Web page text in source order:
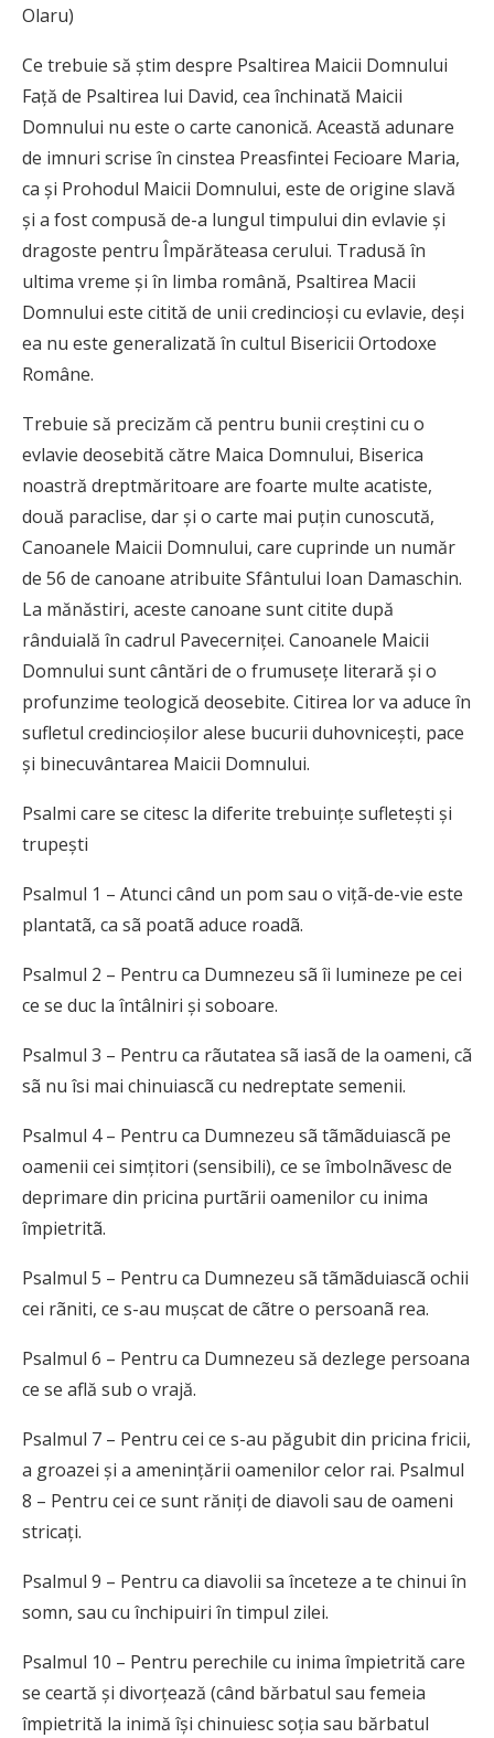
Olaru)
Ce trebuie să știm despre Psaltirea Maicii Domnului
Faţă de Psaltirea lui David, cea închinată Maicii
Domnului nu este o carte canonică. Această adunare
de imnuri scrise în cinstea Preasfintei Fecioare Maria,
ca şi Prohodul Maicii Domnului, este de origine slavă
şi a fost compusă de-a lungul timpului din evlavie şi
dragoste pentru Împărăteasa cerului. Tradusă în
ultima vreme şi în limba română, Psaltirea Macii
Domnului este citită de unii credincioşi cu evlavie, deşi
ea nu este generalizată în cultul Bisericii Ortodoxe
Române.
Trebuie să precizăm că pentru bunii creştini cu o
evlavie deosebită către Maica Domnului, Biserica
noastră dreptmăritoare are foarte multe acatiste,
două paraclise, dar şi o carte mai puţin cunoscută,
Canoanele Maicii Domnului, care cuprinde un număr
de 56 de canoane atribuite Sfântului Ioan Damaschin.
La mănăstiri, aceste canoane sunt citite după
rânduială în cadrul Pavecerniţei. Canoanele Maicii
Domnului sunt cântări de o frumuseţe literară şi o
profunzime teologică deosebite. Citirea lor va aduce în
sufletul credincioşilor alese bucurii duhovniceşti, pace
şi binecuvântarea Maicii Domnului.
Psalmi care se citesc la diferite trebuințe sufletești și
trupești
Psalmul 1 – Atunci când un pom sau o vițã-de-vie este
plantatã, ca sã poatã aduce roadã.
Psalmul 2 – Pentru ca Dumnezeu sã îi lumineze pe cei
ce se duc la întâlniri și soboare.
Psalmul 3 – Pentru ca rãutatea sã iasã de la oameni, cã
sã nu îsi mai chinuiascã cu nedreptate semenii.
Psalmul 4 – Pentru ca Dumnezeu sã tãmãduiascã pe
oamenii cei simțitori (sensibili), ce se îmbolnãvesc de
deprimare din pricina purtãrii oamenilor cu inima
împietritã.
Psalmul 5 – Pentru ca Dumnezeu sã tãmãduiascã ochii
cei rãniti, ce s-au mușcat de cãtre o persoanã rea.
Psalmul 6 – Pentru ca Dumnezeu să dezlege persoana
ce se află sub o vrajă.
Psalmul 7 – Pentru cei ce s-au păgubit din pricina fricii,
a groazei și a amenințării oamenilor celor rai. Psalmul
8 – Pentru cei ce sunt răniți de diavoli sau de oameni
stricați.
Psalmul 9 – Pentru ca diavolii sa înceteze a te chinui în
somn, sau cu închipuiri în timpul zilei.
Psalmul 10 – Pentru perechile cu inima împietrită care
se ceartă și divorțează (când bărbatul sau femeia
împietrită la inimă își chinuiesc soția sau bărbatul